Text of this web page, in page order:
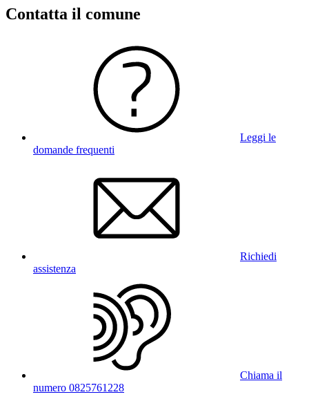
Contatta il comune
Leggi le
domande frequenti
Richiedi
assistenza
Chiama il
numero 0825761228